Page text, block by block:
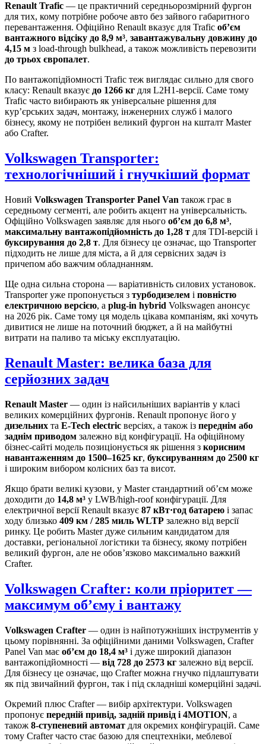
Renault Trafic — це практичний середньорозмірний фургон
для тих, кому потрібне робоче авто без зайвого габаритного
перевантаження. Офіційно Renault вказує для Trafic об’єм
вантажного відсіку до 8,9 м³, завантажувальну довжину до
4,15 м з load-through bulkhead, а також можливість перевозити
до трьох європалет.
По вантажопідйомності Trafic теж виглядає сильно для свого
класу: Renault вказує до 1266 кг для L2H1-версії. Саме тому
Trafic часто вибирають як універсальне рішення для
кур’єрських задач, монтажу, інженерних служб і малого
бізнесу, якому не потрібен великий фургон на кшталт Master
або Crafter.
Volkswagen Transporter:
технологічніший і гнучкіший формат
Новий Volkswagen Transporter Panel Van також грає в
середньому сегменті, але робить акцент на універсальність.
Офіційно Volkswagen заявляє для нього об’єм до 6,8 м³,
максимальну вантажопідйомність до 1,28 т для TDI-версій і
буксирування до 2,8 т. Для бізнесу це означає, що Transporter
підходить не лише для міста, а й для сервісних задач із
причепом або важчим обладнанням.
Ще одна сильна сторона — варіативність силових установок.
Transporter уже пропонується з турбодизелем і повністю
електричною версією, а plug-in hybrid Volkswagen анонсує
на 2026 рік. Саме тому ця модель цікава компаніям, які хочуть
дивитися не лише на поточний бюджет, а й на майбутні
витрати на паливо та міську експлуатацію.
Renault Master: велика база для
серйозних задач
Renault Master — один із найсильніших варіантів у класі
великих комерційних фургонів. Renault пропонує його у
дизельних та E-Tech electric версіях, а також із переднім або
заднім приводом залежно від конфігурації. На офіційному
бізнес-сайті модель позиціонується як рішення з корисним
навантаженням до 1500–1625 кг, буксируванням до 2500 кг
і широким вибором колісних баз та висот.
Якщо брати великі кузови, у Master стандартний об’єм може
доходити до 14,8 м³ у LWB/high-roof конфігурації. Для
електричної версії Renault вказує 87 кВт·год батарею і запас
ходу близько 409 км / 285 миль WLTP залежно від версії
ринку. Це робить Master дуже сильним кандидатом для
доставки, регіональної логістики та бізнесу, якому потрібен
великий фургон, але не обов’язково максимально важкий
Crafter.
Volkswagen Crafter: коли пріоритет —
максимум об’єму і вантажу
Volkswagen Crafter — один із найпотужніших інструментів у
цьому порівнянні. За офіційними даними Volkswagen, Crafter
Panel Van має об’єм до 18,4 м³ і дуже широкий діапазон
вантажопідйомності — від 728 до 2573 кг залежно від версії.
Для бізнесу це означає, що Crafter можна гнучко підлаштувати
як під звичайний фургон, так і під складніші комерційні задачі.
Окремий плюс Crafter — вибір архітектури. Volkswagen
пропонує передній привід, задній привід і 4MOTION, а
також 8-ступеневий автомат для окремих конфігурацій. Саме
тому Crafter часто стає базою для спецтехніки, меблевої